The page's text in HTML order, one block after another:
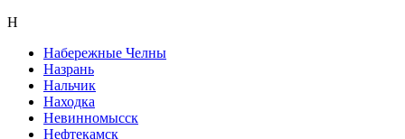
Н
Набережные Челны
Назрань
Нальчик
Находка
Невинномысск
Нефтекамск